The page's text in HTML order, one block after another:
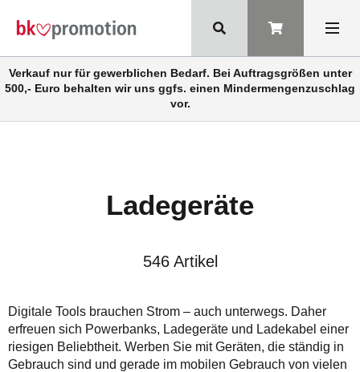
Verkauf nur für gewerblichen Bedarf. Bei Auftragsgrößen unter
500,- Euro behalten wir uns ggfs. einen Mindermengenzuschlag
vor.
Ladegeräte
546 Artikel
Digitale Tools brauchen Strom – auch unterwegs. Daher
erfreuen sich Powerbanks, Ladegeräte und Ladekabel einer
riesigen Beliebtheit. Werben Sie mit Geräten, die ständig in
Gebrauch sind und gerade im mobilen Gebrauch von vielen